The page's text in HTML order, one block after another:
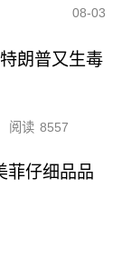
08-03
朗普又生毒
阅读 8557
菲仔细品品